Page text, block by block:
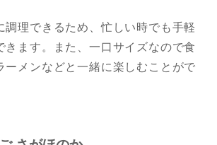
調理できるため、忙しい時でも手軽
きます。また、一口サイズなので食
ーメンなどと一緒に楽しむことがで